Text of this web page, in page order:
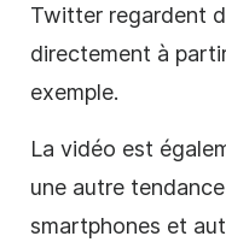
Twitter regardent
directement à
exemple.
La vidéo est
une autre
smartphones et